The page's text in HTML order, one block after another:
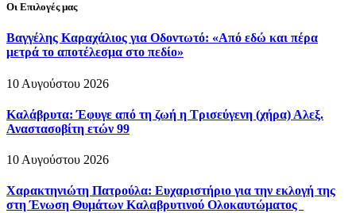
Οι Επιλογές μας
Βαγγέλης Καραχάλιος για Οδοντωτό: «Από εδώ και πέρα
μετρά το αποτέλεσμα στο πεδίο»
10 Αυγούστου 2026
Καλάβρυτα: Έφυγε από τη ζωή η Τρισεύγενη (χήρα) Αλεξ.
Αναστασοβίτη ετών 99
10 Αυγούστου 2026
Χαρακτηνιώτη Πατρούλα: Ευχαριστήριο για την εκλογή της
στη Ένωση Θυμάτων Καλαβρυτινού Ολοκαυτώματος